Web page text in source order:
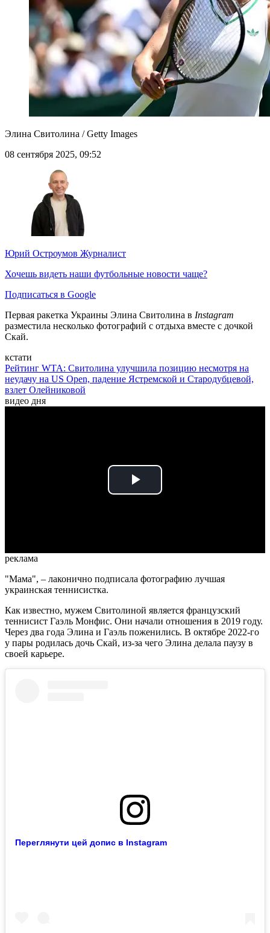
Элина Свитолина / Getty Images
08 сентября 2025, 09:52
Юрий Остроумов Журналист
Хочешь видеть наши футбольные новости чаще?
Подписаться в Google
Первая ракетка Украины Элина Свитолина в Instagram
разместила несколько фотографий с отдыха вместе с дочкой
Скай.
кстати
Рейтинг WTA: Свитолина улучшила позицию несмотря на
неудачу на US Open, падение Ястремской и Стародубцевой,
взлет Олейниковой
видео дня
Play
реклама
"Мама", – лаконично подписала фотографию лучшая
украинская теннисистка.
Как известно, мужем Свитолиной является французский
теннисист Гаэль Монфис. Они начали отношения в 2019 году.
Через два года Элина и Гаэль поженились. В октябре 2022-го
у пары родилась дочь Скай, из-за чего Элина делала паузу в
своей карьере.
Переглянути цей допис в Instagram